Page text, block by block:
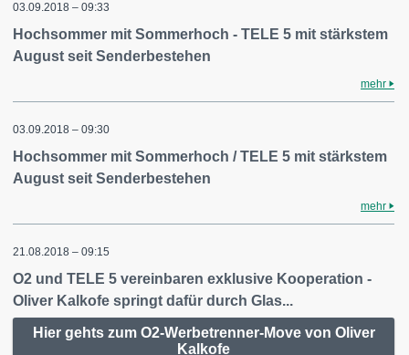
03.09.2018 – 09:33
Hochsommer mit Sommerhoch - TELE 5 mit stärkstem
August seit Senderbestehen
mehr
03.09.2018 – 09:30
Hochsommer mit Sommerhoch / TELE 5 mit stärkstem
August seit Senderbestehen
mehr
21.08.2018 – 09:15
O2 und TELE 5 vereinbaren exklusive Kooperation -
Oliver Kalkofe springt dafür durch Glas...
Hier gehts zum O2-Werbetrenner-Move von Oliver
Kalkofe